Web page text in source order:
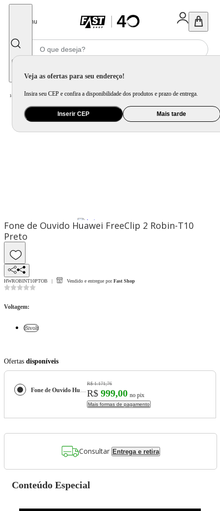
Menu
Veja as ofertas para seu endereço!
Insira seu CEP e confira a disponibilidade dos produtos e prazo de entrega.
Inserir CEP Mais tarde
Home Áudio / Fone de Ouvido
Fone de Ouvido Huawei FreeClip 2 Robin-T10
Preto
HWROBINT10PTOB Vendido e entregue por Fast Shop
Voltagem:
Bivolt
Ofertas disponíveis
Fone de Ouvido Huawei FreeClip 2 Robin-T10 Preto
R$ 1.171,76
R$ 999,00 no pix
Mais formas de pagamento
Consultar Entrega e retira
Conteúdo Especial